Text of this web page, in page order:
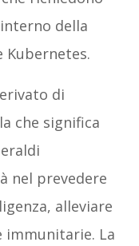
della
di
che significa
nel prevedere
alleviare
immunitarie. La